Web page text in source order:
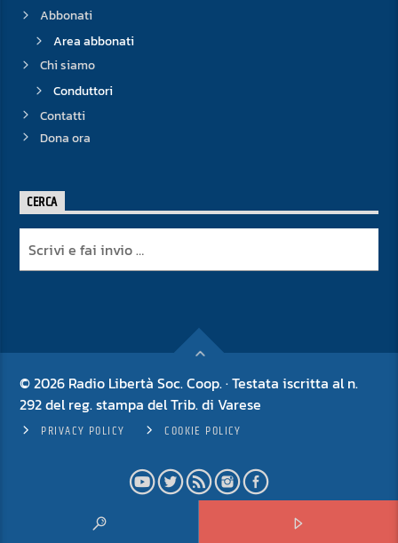
Abbonati
Area abbonati
Chi siamo
Conduttori
Contatti
Dona ora
CERCA
© 2026 Radio Libertà Soc. Coop. · Testata iscritta al n.
292 del reg. stampa del Trib. di Varese
PRIVACY POLICY COOKIE POLICY